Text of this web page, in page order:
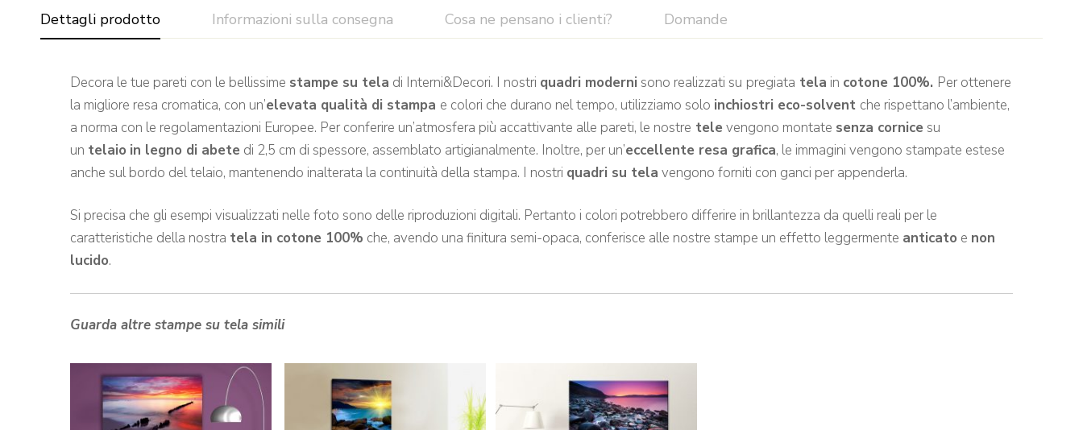
Dettagli prodotto Informazioni sulla consegna Cosa ne pensano i clienti? Domande
Decora le tue pareti con le bellissime stampe su tela di Interni&Decori. I nostri quadri moderni sono realizzati su pregiata tela in cotone 100%. Per ottenere
la migliore resa cromatica, con un’elevata qualità di stampa e colori che durano nel tempo, utilizziamo solo inchiostri eco-solvent che rispettano l’ambiente,
a norma con le regolamentazioni Europee. Per conferire un’atmosfera più accattivante alle pareti, le nostre tele vengono montate senza cornice su
un telaio in legno di abete di 2,5 cm di spessore, assemblato artigianalmente. Inoltre, per un’eccellente resa grafica, le immagini vengono stampate estese
anche sul bordo del telaio, mantenendo inalterata la continuità della stampa. I nostri quadri su tela vengono forniti con ganci per appenderla.
Si precisa che gli esempi visualizzati nelle foto sono delle riproduzioni digitali. Pertanto i colori potrebbero differire in brillantezza da quelli reali per le
caratteristiche della nostra tela in cotone 100% che, avendo una finitura semi-opaca, conferisce alle nostre stampe un effetto leggermente anticato e non
lucido.
Guarda altre stampe su tela simili